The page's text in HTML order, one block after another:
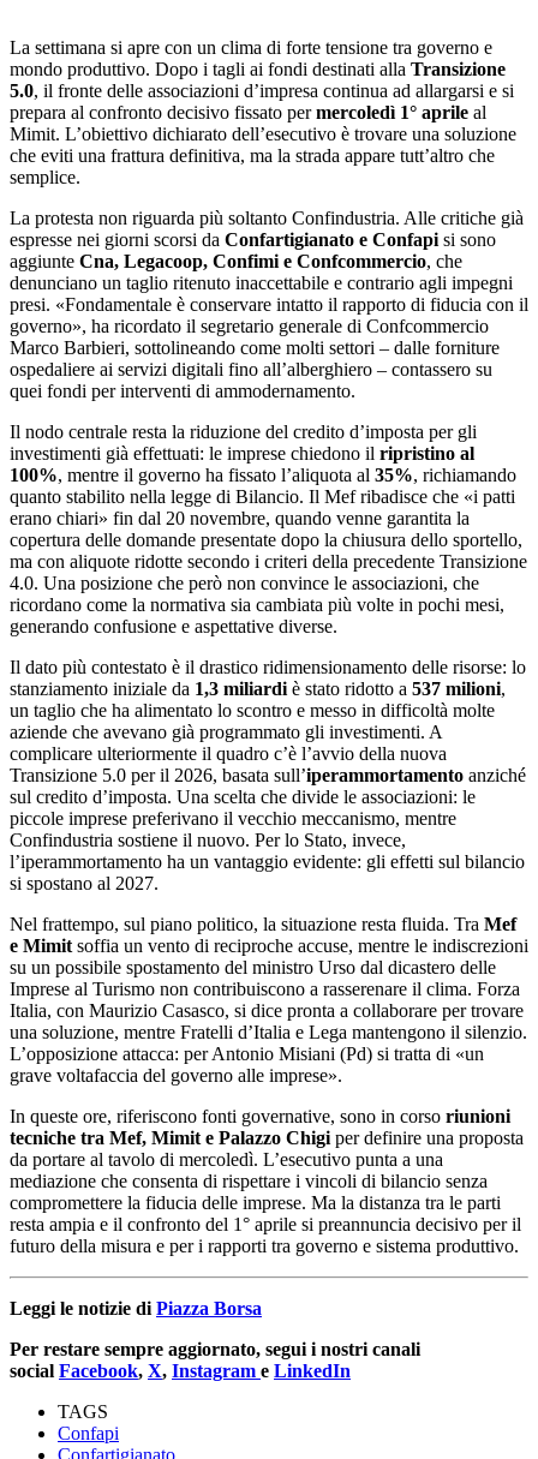
La settimana si apre con un clima di forte tensione tra governo e
mondo produttivo. Dopo i tagli ai fondi destinati alla Transizione
5.0, il fronte delle associazioni d’impresa continua ad allargarsi e si
prepara al confronto decisivo fissato permercoledì 1° aprile al
Mimit. L’obiettivo dichiarato dell’esecutivo è trovare una soluzione
che eviti una frattura definitiva, ma la strada appare tutt’altro che
semplice.
La protesta non riguarda più soltanto Confindustria. Alle critiche già
espresse nei giorni scorsi da Confartigianato e Confapi si sono
aggiunte Cna, Legacoop, Confimi e Confcommercio, che
denunciano un taglio ritenuto inaccettabile e contrario agli impegni
presi. «Fondamentale è conservare intatto il rapporto di fiducia con il
governo», ha ricordato il segretario generale di Confcommercio
Marco Barbieri, sottolineando come molti settori – dalle forniture
ospedaliere ai servizi digitali fino all’alberghiero – contassero su
quei fondi per interventi di ammodernamento.
Il nodo centrale resta la riduzione del credito d’imposta per gli
investimenti già effettuati: le imprese chiedono il ripristino al
100%, mentre il governo ha fissato l’aliquota al 35%, richiamando
quanto stabilito nella legge di Bilancio. Il Mef ribadisce che «i patti
erano chiari» fin dal 20 novembre, quando venne garantita la
copertura delle domande presentate dopo la chiusura dello sportello,
ma con aliquote ridotte secondo i criteri della precedente Transizione
4.0. Una posizione che però non convince le associazioni, che
ricordano come la normativa sia cambiata più volte in pochi mesi,
generando confusione e aspettative diverse.
Il dato più contestato è il drastico ridimensionamento delle risorse: lo
stanziamento iniziale da 1,3 miliardi è stato ridotto a 537 milioni,
un taglio che ha alimentato lo scontro e messo in difficoltà molte
aziende che avevano già programmato gli investimenti. A
complicare ulteriormente il quadro c’è l’avvio della nuova
Transizione 5.0 per il 2026, basata sull’iperammortamento anziché
sul credito d’imposta. Una scelta che divide le associazioni: le
piccole imprese preferivano il vecchio meccanismo, mentre
Confindustria sostiene il nuovo. Per lo Stato, invece,
l’iperammortamento ha un vantaggio evidente: gli effetti sul bilancio
si spostano al 2027.
Nel frattempo, sul piano politico, la situazione resta fluida. Tra Mef
e Mimit soffia un vento di reciproche accuse, mentre le indiscrezioni
su un possibile spostamento del ministro Urso dal dicastero delle
Imprese al Turismo non contribuiscono a rasserenare il clima. Forza
Italia, con Maurizio Casasco, si dice pronta a collaborare per trovare
una soluzione, mentre Fratelli d’Italia e Lega mantengono il silenzio.
L’opposizione attacca: per Antonio Misiani (Pd) si tratta di «un
grave voltafaccia del governo alle imprese».
In queste ore, riferiscono fonti governative, sono in corso riunioni
tecniche tra Mef, Mimit e Palazzo Chigi per definire una proposta
da portare al tavolo di mercoledì. L’esecutivo punta a una
mediazione che consenta di rispettare i vincoli di bilancio senza
compromettere la fiducia delle imprese. Ma la distanza tra le parti
resta ampia e il confronto del 1° aprile si preannuncia decisivo per il
futuro della misura e per i rapporti tra governo e sistema produttivo.
Leggi le notizie di Piazza Borsa
Per restare sempre aggiornato, segui i nostri canali
social Facebook, X, Instagram e LinkedIn
TAGS
Confapi
Confartigianato